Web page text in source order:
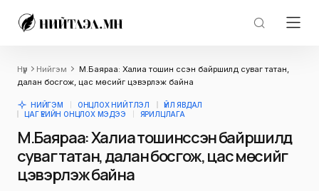
Нүүр Нийгэм
М.Баяраа: Халиа тошин үүссэн байршилд суваг татан,
далан босгож, цас мөсийг цэвэрлэж байна
НИЙГЭМ ОНЦЛОХ НИЙТЛЭЛ
ҮЙЛ ЯВДАЛ
ЦАГ ҮЕИЙН ОНЦЛОХ МЭДЭЭ
ЯРИЛЦЛАГА
М.Баяраа: Халиа тошин үүссэн байршилд
суваг татан, далан босгож, цас мөсийг
цэвэрлэж байна